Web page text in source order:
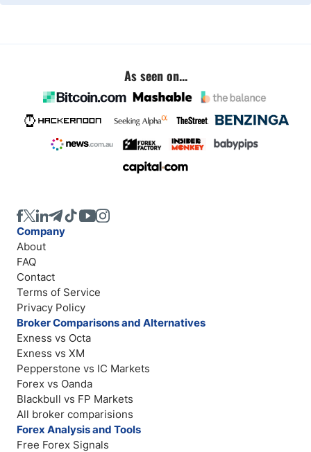
As seen on...
Company
About
FAQ
Contact
Terms of Service
Privacy Policy
Broker Comparisons and Alternatives
Exness vs Octa
Exness vs XM
Pepperstone vs IC Markets
Forex vs Oanda
Blackbull vs FP Markets
All broker comparisions
Forex Analysis and Tools
Free Forex Signals